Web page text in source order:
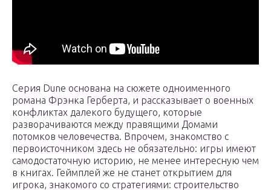
Серия Dune основана на сюжете одноименного
романа Фрэнка Герберта, и рассказывает о военных
конфликтах далекого будущего, которые
разворачиваются между правящими Домами
потомков человечества. Впрочем, знакомство с
первоисточником здесь не обязательно: игры имеют
самодостаточную историю, не менее интересную чем
в книгах. Геймплей же не станет открытием для
игрока, знакомого со стратегиями: строительство